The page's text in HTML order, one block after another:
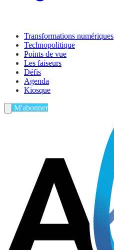
Transformations numériques
Technopolitique
Points de vue
Les faiseurs
Défis
Agenda
Kiosque
M'abonner